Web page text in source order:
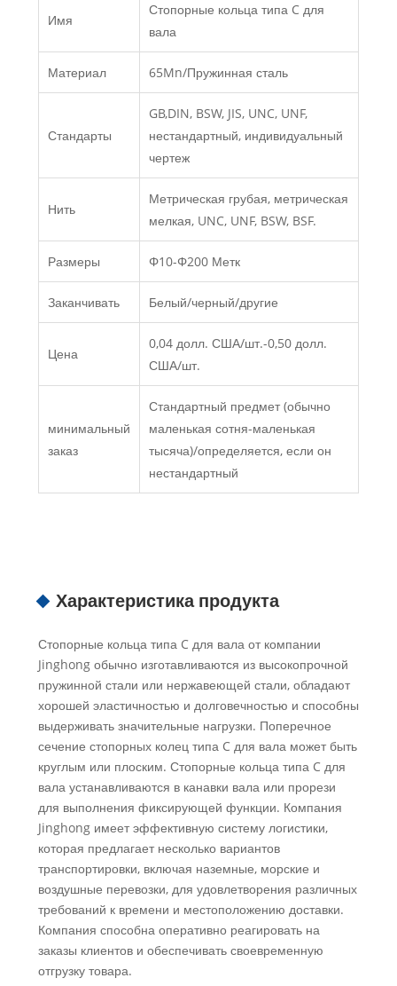
Имя
Стопорные кольца типа C для
вала
Материал 65Mn/Пружинная сталь
Стандарты
GB,DIN, BSW, JIS, UNC, UNF,
нестандартный, индивидуальный
чертеж
Нить
Метрическая грубая, метрическая
мелкая, UNC, UNF, BSW, BSF.
Размеры Φ10-Φ200 Метк
Заканчивать Белый/черный/другие
Цена
0,04 долл. США/шт.-0,50 долл.
США/шт.
минимальный
заказ
Стандартный предмет (обычно
маленькая сотня-маленькая
тысяча)/определяется, если он
нестандартный
Характеристика продукта
Стопорные кольца типа C для вала от компании
Jinghong обычно изготавливаются из высокопрочной
пружинной стали или нержавеющей стали, обладают
хорошей эластичностью и долговечностью и способны
выдерживать значительные нагрузки. Поперечное
сечение стопорных колец типа C для вала может быть
круглым или плоским. Стопорные кольца типа C для
вала устанавливаются в канавки вала или прорези
для выполнения фиксирующей функции. Компания
Jinghong имеет эффективную систему логистики,
которая предлагает несколько вариантов
транспортировки, включая наземные, морские и
воздушные перевозки, для удовлетворения различных
требований к времени и местоположению доставки.
Компания способна оперативно реагировать на
заказы клиентов и обеспечивать своевременную
отгрузку товара.